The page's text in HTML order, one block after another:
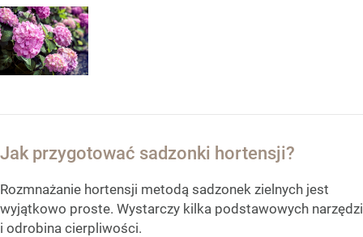
Jak przygotować sadzonki hortensji?
Rozmnażanie hortensji metodą sadzonek zielnych jest
wyjątkowo proste. Wystarczy kilka podstawowych narzędzi
i odrobina cierpliwości.